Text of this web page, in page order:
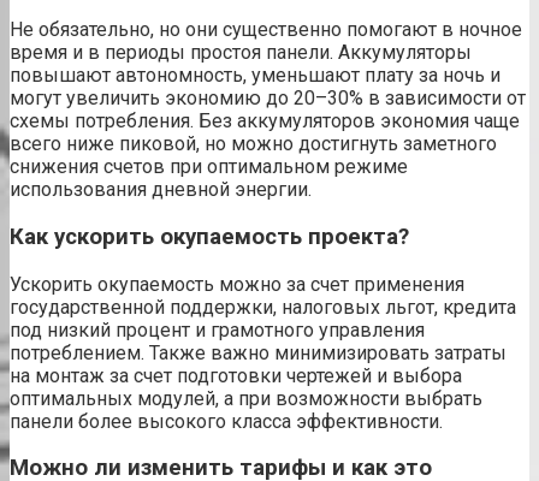
Не обязательно, но они существенно помогают в ночное
время и в периоды простоя панели. Аккумуляторы
повышают автономность, уменьшают плату за ночь и
могут увеличить экономию до 20–30% в зависимости от
схемы потребления. Без аккумуляторов экономия чаще
всего ниже пиковой, но можно достигнуть заметного
снижения счетов при оптимальном режиме
использования дневной энергии.
Как ускорить окупаемость проекта?
Ускорить окупаемость можно за счет применения
государственной поддержки, налоговых льгот, кредита
под низкий процент и грамотного управления
потреблением. Также важно минимизировать затраты
на монтаж за счет подготовки чертежей и выбора
оптимальных модулей, а при возможности выбрать
панели более высокого класса эффективности.
Можно ли изменить тарифы и как это